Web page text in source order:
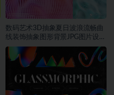
数码艺术3D抽象夏日波浪流畅曲
线装饰抽象图形背景JPG图片设计
素材